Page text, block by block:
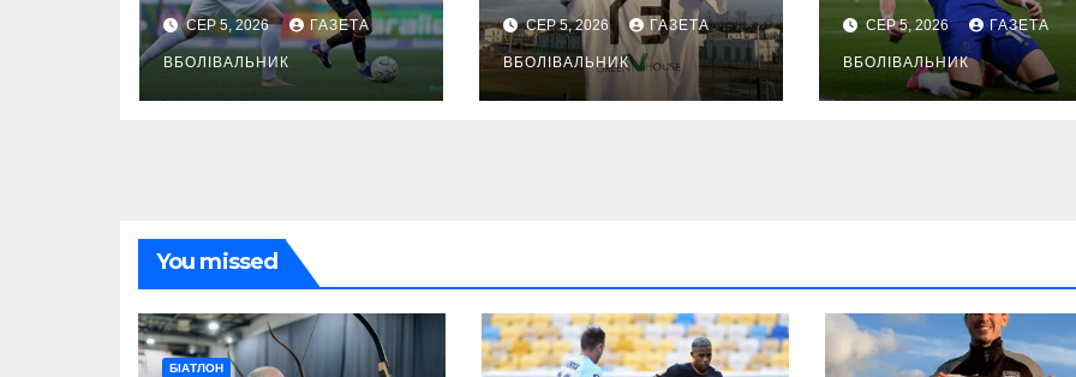
СЕР 5, 2026 ГАЗЕТА
ВБОЛІВАЛЬНИК
СЕР 5, 2026 ГАЗЕТА
ВБОЛІВАЛЬНИК
СЕР 5, 2026 ГАЗЕТА
ВБОЛІВАЛЬНИК
You missed
БІАТЛОН